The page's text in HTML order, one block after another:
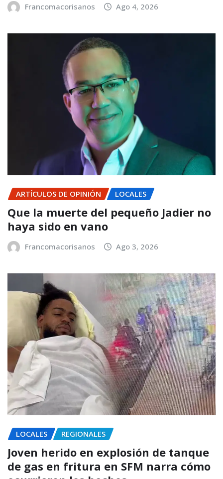
Francomacorisanos Ago 4, 2026
ARTÍCULOS DE OPINIÓN LOCALES
Que la muerte del pequeño Jadier no
haya sido en vano
Francomacorisanos Ago 3, 2026
LOCALES REGIONALES
Joven herido en explosión de tanque
de gas en fritura en SFM narra cómo